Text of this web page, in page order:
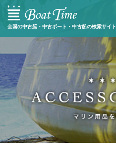
全国の中古艇・中古ボート・中古船の検索サイト